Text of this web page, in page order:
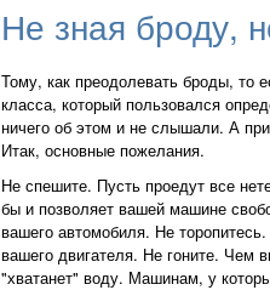
Не зная броду,
Тому, как преодолевать броды, то
класса, который пользовался
ничего об этом и не слышали. А
Итак, основные пожелания.
Не спешите. Пусть проедут все
бы и позволяет вашей машине
вашего автомобиля. Не
вашего двигателя. Не гоните. Чем
"хватанет" воду. Машинам, у